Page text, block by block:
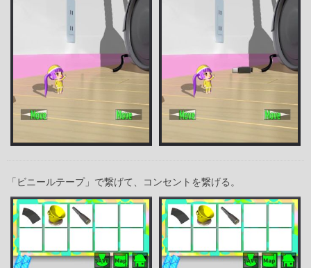
「ビニールテープ」で繋げて、コンセントを繋げる。